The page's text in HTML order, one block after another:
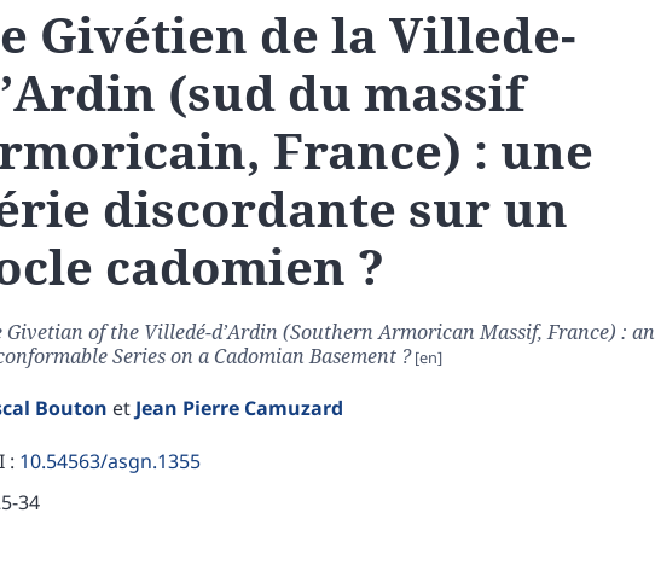
Givétien de la Villede-
(sud du massif
France) : une
discordante sur un
cadomien ?
Givetian of the Villedé-d’Ardin (Southern Armorican Massif, France) : an
Series on a Cadomian Basement ?
Bouton et Jean Pierre Camuzard
: 10.54563/asgn.1355
34